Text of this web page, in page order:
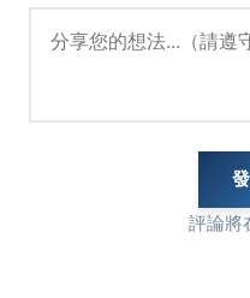
評論將